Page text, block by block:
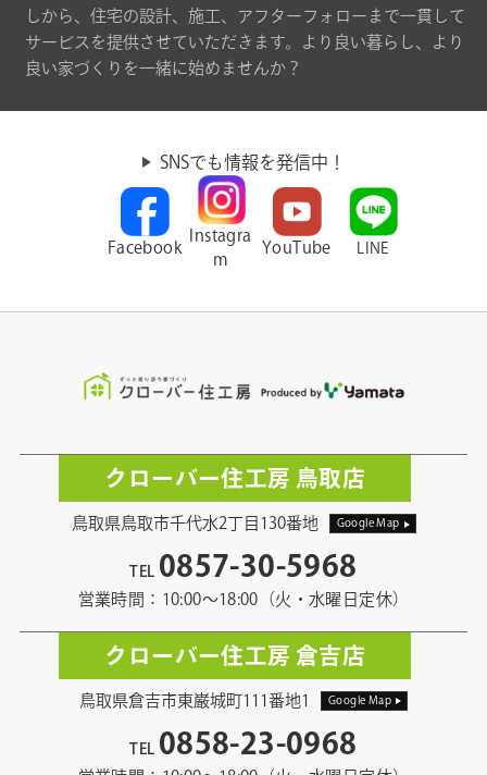
しから、住宅の設計、施工、アフターフォローまで一貫して
サービスを提供させていただきます。より良い暮らし、より
良い家づくりを一緒に始めませんか？
SNSでも情報を発信中！
Facebook
Instagra
m
YouTube LINE
クローバー住工房 鳥取店
鳥取県鳥取市千代水2丁目130番地 Google Map
TEL 0857-30-5968
営業時間：10:00〜18:00（火・水曜日定休）
クローバー住工房 倉吉店
鳥取県倉吉市東巌城町111番地1 Google Map
TEL 0858-23-0968